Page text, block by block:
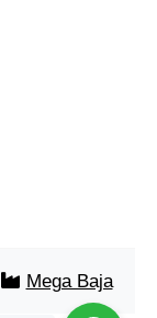
Mega Baja